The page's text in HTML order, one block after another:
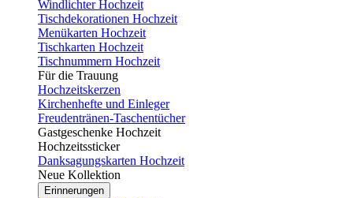
Windlichter Hochzeit
Tischdekorationen Hochzeit
Menükarten Hochzeit
Tischkarten Hochzeit
Tischnummern Hochzeit
Für die Trauung
Hochzeitskerzen
Kirchenhefte und Einleger
Freudentränen-Taschentücher
Gastgeschenke Hochzeit
Hochzeitssticker
Danksagungskarten Hochzeit
Neue Kollektion
Erinnerungen